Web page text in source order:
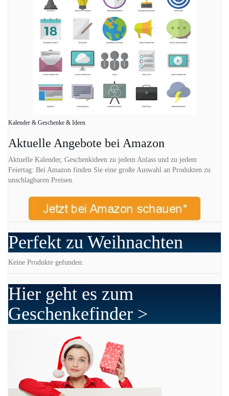
Kalender & Geschenke & Ideen
Aktuelle Angebote bei Amazon
Aktuelle Kalender, Geschenkideen zu jedem Anlass und zu jedem
Feiertag: Bei Amazon finden Sie eine große Auswahl an Produkten zu
unschlagbaren Preisen.
Perfekt zu Weihnachten
Keine Produkte gefunden.
Hier geht es zum
Geschenkefinder >